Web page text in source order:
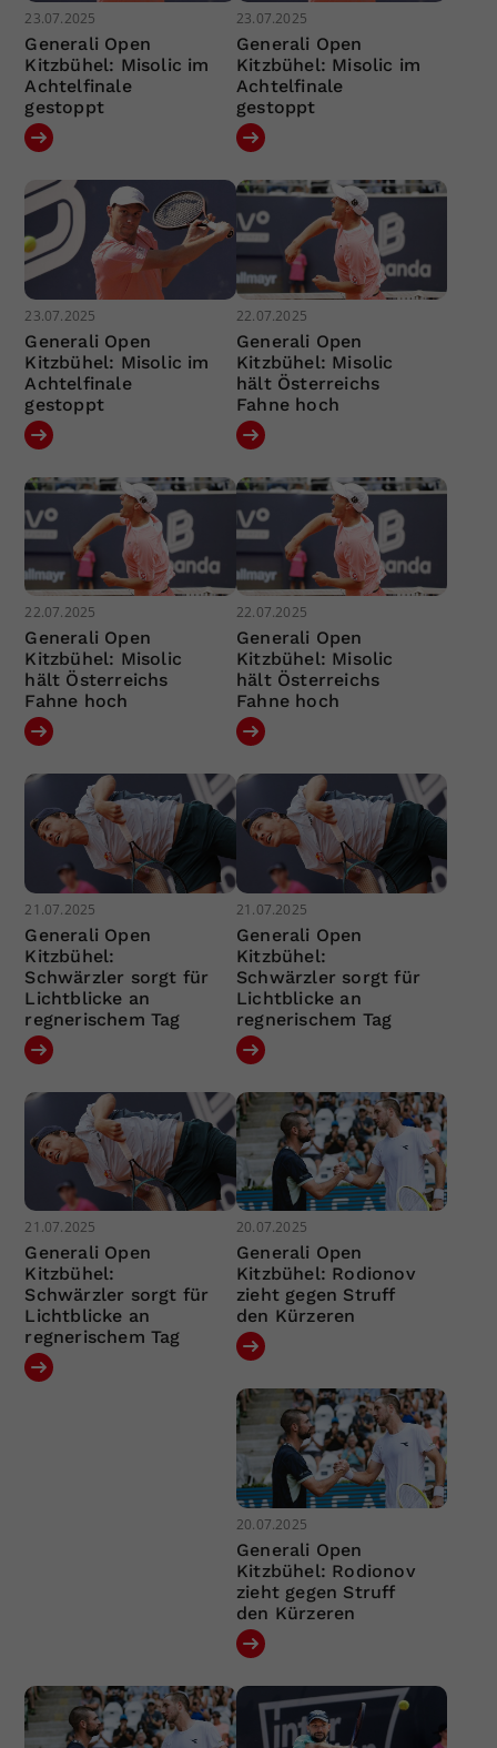
23.07.2025
Generali Open
Kitzbühel: Misolic im
Achtelfinale
gestoppt
23.07.2025
Generali Open
Kitzbühel: Misolic im
Achtelfinale
gestoppt
23.07.2025
Generali Open
Kitzbühel: Misolic im
Achtelfinale
gestoppt
22.07.2025
Generali Open
Kitzbühel: Misolic
hält Österreichs
Fahne hoch
22.07.2025
Generali Open
Kitzbühel: Misolic
hält Österreichs
Fahne hoch
22.07.2025
Generali Open
Kitzbühel: Misolic
hält Österreichs
Fahne hoch
21.07.2025
Generali Open
Kitzbühel:
Schwärzler sorgt für
Lichtblicke an
regnerischem Tag
21.07.2025
Generali Open
Kitzbühel:
Schwärzler sorgt für
Lichtblicke an
regnerischem Tag
21.07.2025
Generali Open
Kitzbühel:
Schwärzler sorgt für
Lichtblicke an
regnerischem Tag
20.07.2025
Generali Open
Kitzbühel: Rodionov
zieht gegen Struff
den Kürzeren
20.07.2025
Generali Open
Kitzbühel: Rodionov
zieht gegen Struff
den Kürzeren